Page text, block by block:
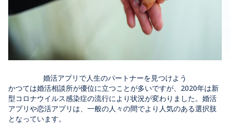
婚活アプリで人生のパートナーを見つけよう
かつては婚活相談所が優位に立つことが多いですが、2020年は新
型コロナウイルス感染症の流行により状況が変わりました。婚活
アプリや恋活アプリは、一般の人々の間でより人気のある選択肢
となっています。